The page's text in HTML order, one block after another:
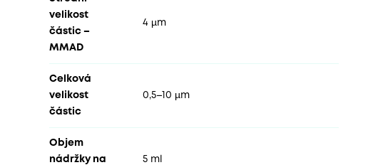
velikost
částic –
MMAD
4 µm
Celková
velikost
částic
0,5–10 µm
Objem
nádržky na
5 ml